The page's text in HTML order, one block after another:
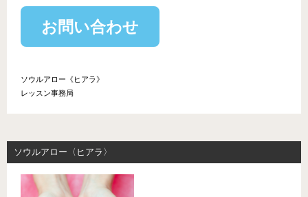
お問い合わせ
ソウルアロー《ヒアラ》
レッスン事務局
ソウルアロー〈ヒアラ〉